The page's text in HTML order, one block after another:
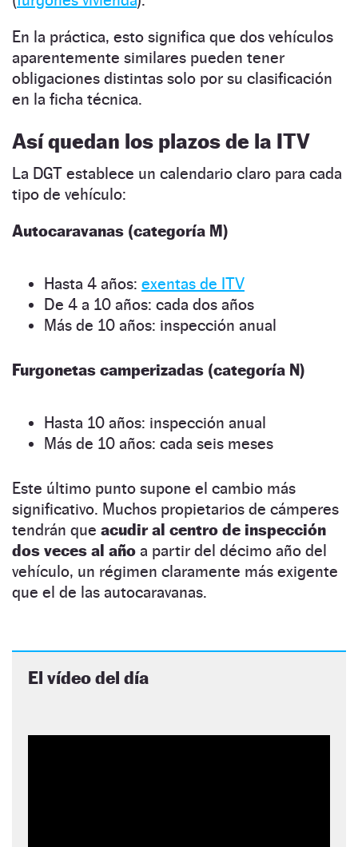
En la práctica, esto significa que dos vehículos
aparentemente similares pueden tener
obligaciones distintas solo por su clasificación
en la ficha técnica.
Así quedan los plazos de la ITV
La DGT establece un calendario claro para cada
tipo de vehículo:
Autocaravanas (categoría M)
Hasta 4 años: exentas de ITV
De 4 a 10 años: cada dos años
Más de 10 años: inspección anual
Furgonetas camperizadas (categoría N)
Hasta 10 años: inspección anual
Más de 10 años: cada seis meses
Este último punto supone el cambio más
significativo. Muchos propietarios de cámperes
tendrán que acudir al centro de inspección
dos veces al año a partir del décimo año del
vehículo, un régimen claramente más exigente
que el de las autocaravanas.
El vídeo del día